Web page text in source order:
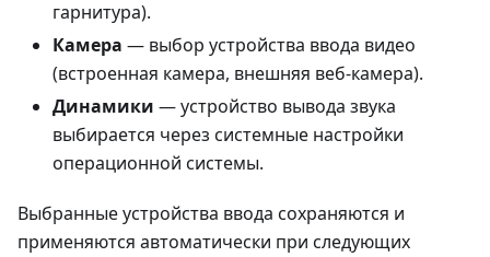
гарнитура).
Камера — выбор устройства ввода видео
(встроенная камера, внешняя веб-камера).
Динамики — устройство вывода звука
выбирается через системные настройки
операционной системы.
Выбранные устройства ввода сохраняются и
применяются автоматически при следующих